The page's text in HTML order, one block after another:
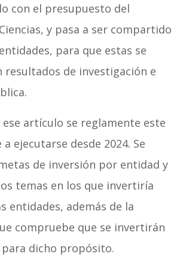
con el presupuesto del
y pasa a ser compartido
para que estas se
resultados de investigación e
ese artículo se reglamente este
ejecutarse desde 2024. Se
de inversión por entidad y
temas en los que invertiría
entidades, además de la
compruebe que se invertirán
para dicho propósito.